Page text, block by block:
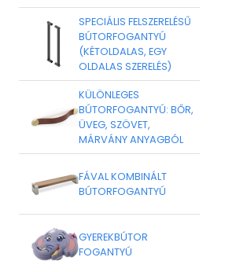
SPECIÁLIS FELSZERELÉSŰ
BÚTORFOGANTYÚ
(KÉTOLDALAS, EGY
OLDALAS SZERELÉS)
KÜLÖNLEGES
BÚTORFOGANTYÚ: BŐR,
ÜVEG, SZÖVET,
MÁRVÁNY ANYAGBÓL
FÁVAL KOMBINÁLT
BÚTORFOGANTYÚ
GYEREKBÚTOR
FOGANTYÚ